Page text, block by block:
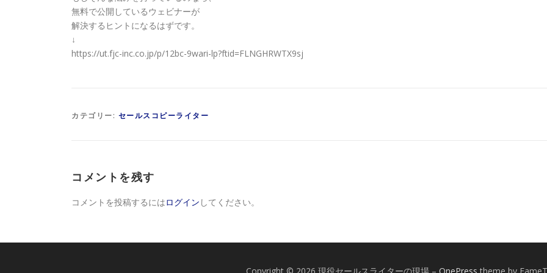
無料で公開しているウェビナーが
解決するヒントになるはずです。
↓
https://ut.fjc-inc.co.jp/p/12bc-9wari-lp?ftid=FLNGHRWTX9sj
カテゴリー: セールスコピーライター
コメントを残す
コメントを投稿するにはログイン してください。